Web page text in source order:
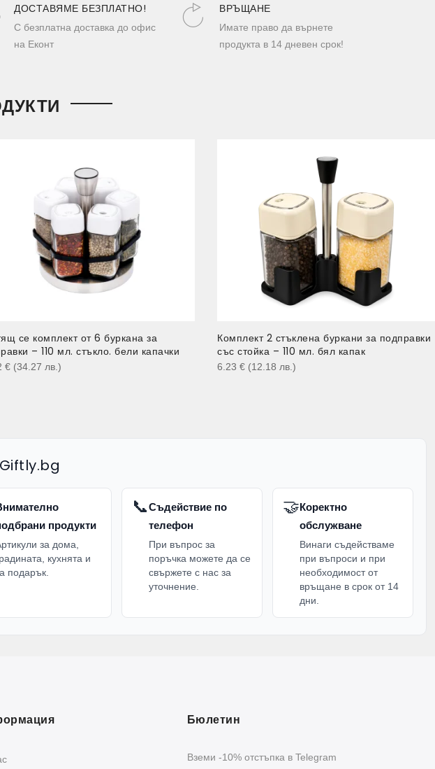
ДОСТАВЯМЕ БЕЗПЛАТНО!
С безплатна доставка до офис
на Еконт
ВРЪЩАНЕ
Имате право да върнете
продукта в 14 дневен срок!
се комплект от 6 буркана за
– 110 мл. стъкло. бели капачки
€ (34.27 лв. )
Комплект 2 стъклена буркани за подправки
със стойка – 110 мл. бял капак
6.23 € (12.18 лв. )
продукти
за дома,
кухнята и
подарък.
📞Съдействие по
телефон
При въпрос за
поръчка можете да се
свържете с нас за
уточнение.
🤝Коректно
обслужване
Винаги съдействаме
при въпроси и при
необходимост от
връщане в срок от 14
дни.
Бюлетин
Вземи -10% отстъпка в Telegram